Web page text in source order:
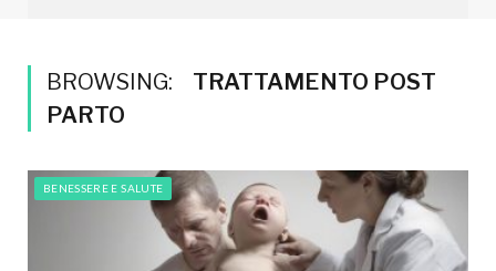
BROWSING:
TRATTAMENTO POST
PARTO
BENESSERE E SALUTE